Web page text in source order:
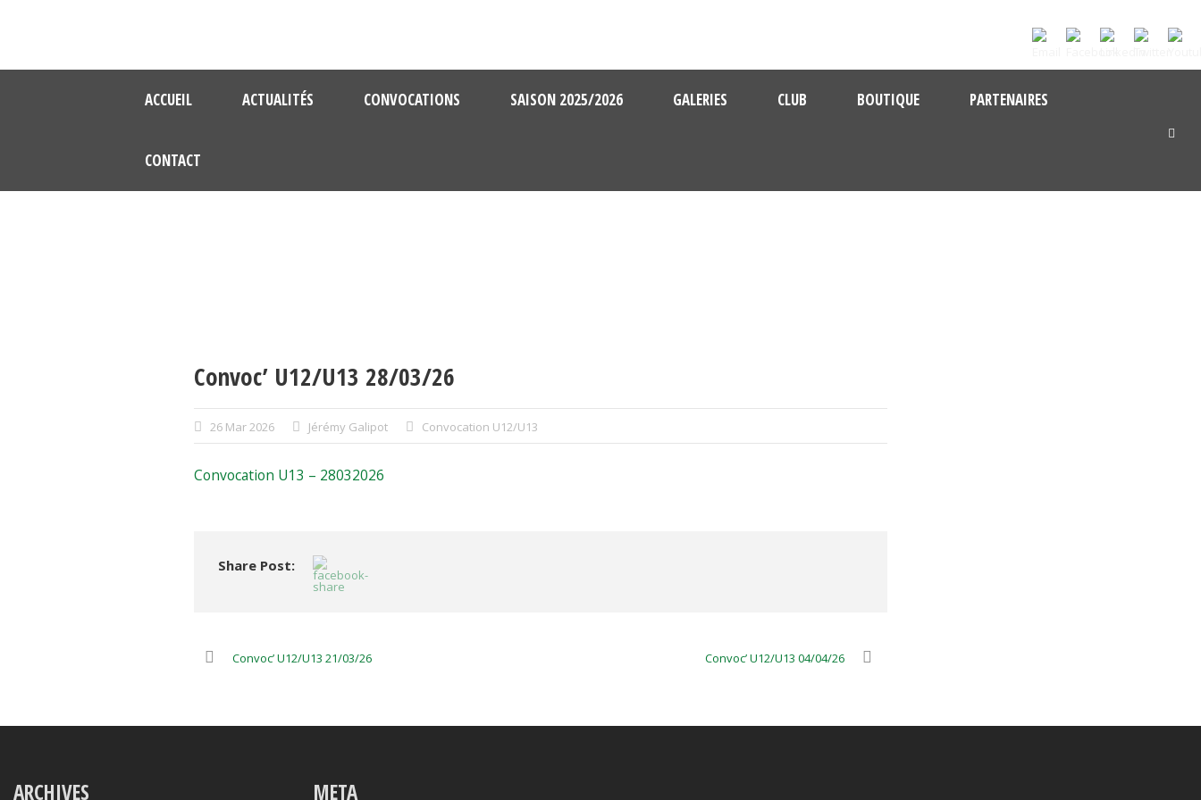
ACCUEIL ACTUALITÉS CONVOCATIONS SAISON 2025/2026 GALERIES CLUB BOUTIQUE PARTENAIRES
CONTACT
Convoc’ U12/U13 28/03/26
26 Mar 2026 Jérémy Galipot Convocation U12/U13
Convocation U13 – 28032026
Share Post:
Convoc’ U12/U13 21/03/26 Convoc’ U12/U13 04/04/26
ARCHIVES META